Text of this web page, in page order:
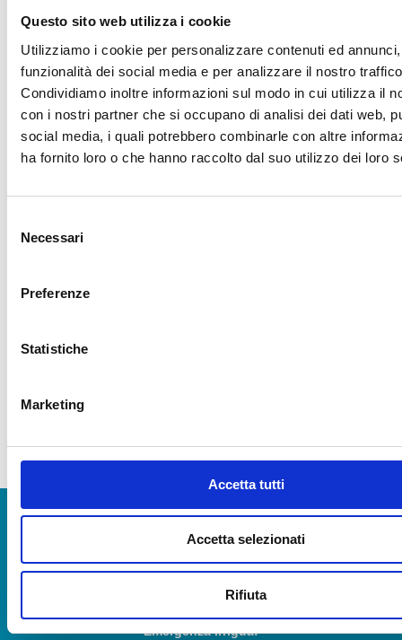
Questo sito web utilizza i cookie
Utilizziamo i cookie per personalizzare contenuti ed
funzionalità dei social media e per analizzare il nostro
Condividiamo inoltre informazioni sul modo in cui utilizza il
con i nostri partner che si occupano di analisi dei dati web,
social media, i quali potrebbero combinarle con altre
ha fornito loro o che hanno raccolto dal suo utilizzo dei loro
delNecessari
Preferenze
Statistiche
Marketing
Accetta tutti
Accetta selezionati
Rifiuta
LENOSTRE CERTIFICAZIONI
Via R. Lambruschini, 195
Tel 0547/327410
Emergenza Irrigua: